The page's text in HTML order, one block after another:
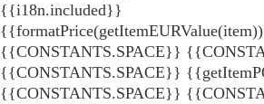
{{i18n.included}}
{{CONSTANTS.SPACE}}
{{CONSTANTS.SPACE}}
{{CONSTANTS.SPACE}}